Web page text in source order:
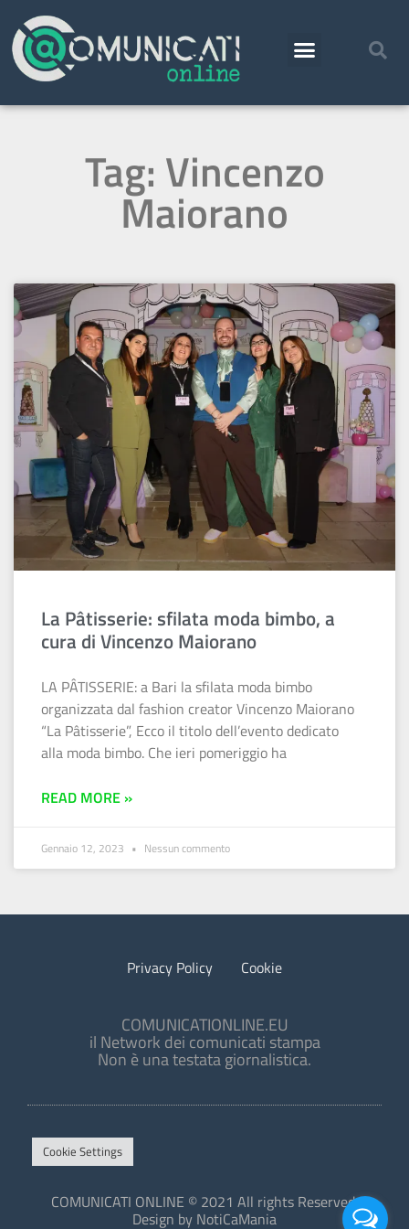
Tag: Vincenzo
Maiorano
La Pâtisserie: sfilata moda bimbo, a
cura di Vincenzo Maiorano
LA PÂTISSERIE: a Bari la sfilata moda bimbo
organizzata dal fashion creator Vincenzo Maiorano
“La Pâtisserie”, Ecco il titolo dell’evento dedicato
alla moda bimbo. Che ieri pomeriggio ha
READ MORE »
Gennaio 12, 2023 Nessun commento
Privacy Policy Cookie
COMUNICATIONLINE.EU
il Network dei comunicati stampa
Non è una testata giornalistica.
Cookie Settings
COMUNICATI ONLINE © 2021 All rights Reserved.
Design by NotiCaMania